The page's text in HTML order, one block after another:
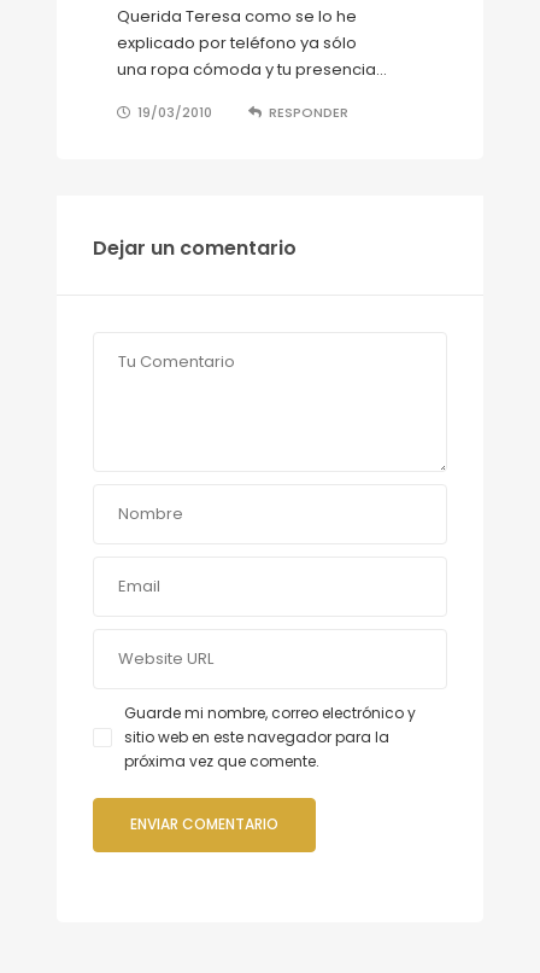
Querida Teresa como se lo he
explicado por teléfono ya sólo
una ropa cómoda y tu presencia…
19/03/2010 RESPONDER
Dejar un comentario
Guarde mi nombre, correo electrónico y
sitio web en este navegador para la
próxima vez que comente.